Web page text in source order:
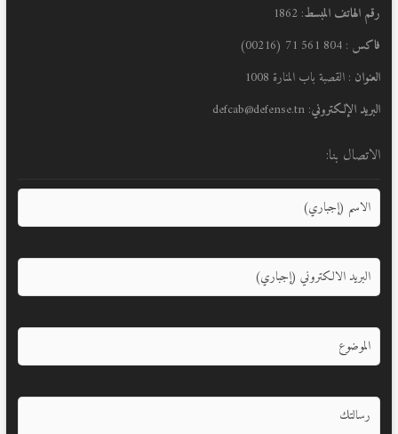
رقم الهاتف المبسط: 1862
فاكس : 804 561 71 (00216)
العنوان : القصبة باب المنارة 1008
البريد الإلكتروني: defcab@defense.tn
الاتصال بنا: